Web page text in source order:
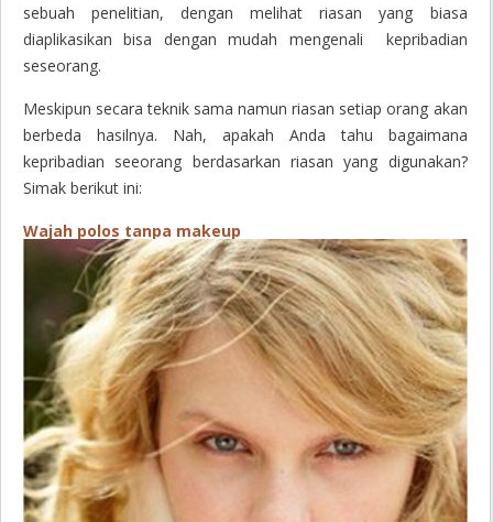
sebuah penelitian, dengan melihat riasan yang biasa
diaplikasikan bisa dengan mudah mengenali kepribadian
seseorang.
Meskipun secara teknik sama namun riasan setiap orang akan
berbeda hasilnya. Nah, apakah Anda tahu bagaimana
kepribadian seeorang berdasarkan riasan yang digunakan?
Simak berikut ini:
Wajah polos tanpa makeup